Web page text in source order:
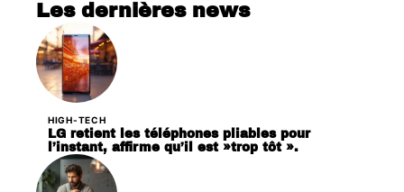
Les dernières news
HIGH-TECH
LG retient les téléphones pliables pour
l’instant, affirme qu’il est »trop tôt ».